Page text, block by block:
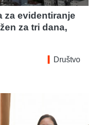
za evidentiranje
za tri dana,
Društvo